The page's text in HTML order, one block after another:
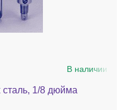
В наличии
сталь, 1/8 дюйма